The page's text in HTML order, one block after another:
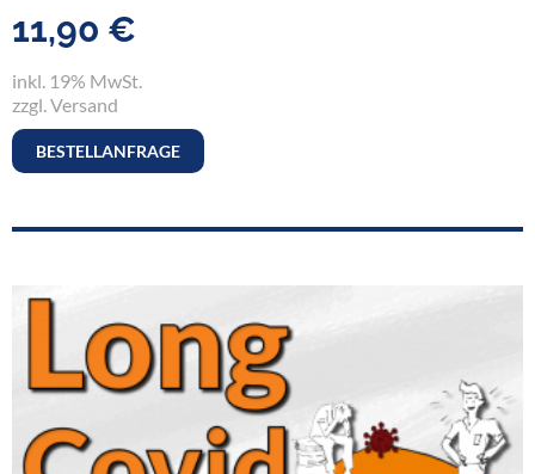
11,90 €
inkl. 19% MwSt.
zzgl. Versand
BESTELLANFRAGE